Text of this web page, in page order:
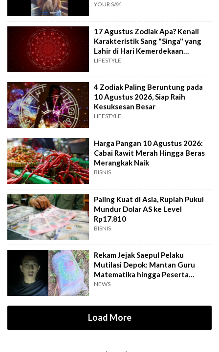
YOUR SAY
17 Agustus Zodiak Apa? Kenali
Karakteristik Sang "Singa" yang
Lahir di Hari Kemerdekaan
Indonesia
LIFESTYLE
4 Zodiak Paling Beruntung pada
10 Agustus 2026, Siap Raih
Kesuksesan Besar
LIFESTYLE
Harga Pangan 10 Agustus 2026:
Cabai Rawit Merah Hingga Beras
Merangkak Naik
BISNIS
Paling Kuat di Asia, Rupiah Pukul
Mundur Dolar AS ke Level
Rp17.810
BISNIS
Rekam Jejak Saepul Pelaku
Mutilasi Depok: Mantan Guru
Matematika hingga Peserta
Dangdut TV
NEWS
Load More